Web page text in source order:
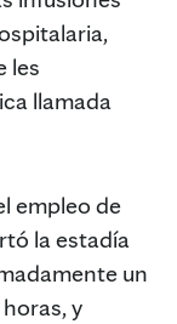
les
llamada
empleo de
la estadía
un
y